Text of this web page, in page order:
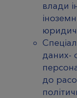
влади
даних-
до